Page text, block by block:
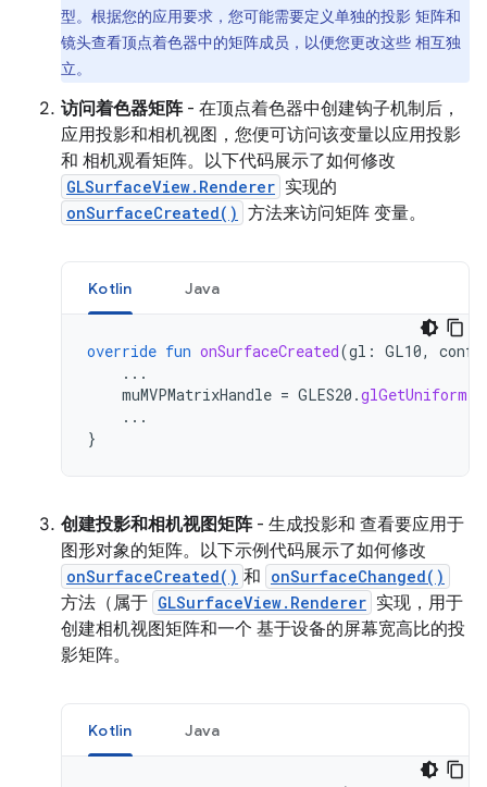
型。根据您的应用要求，您可能需要定义单独的投影 矩阵和
镜头查看顶点着色器中的矩阵成员，以便您更改这些 相互独
立。
访问着色器矩阵- 在顶点着色器中创建钩子机制后，
应用投影和相机视图，您便可访问该变量以应用投影
和 相机观看矩阵。以下代码展示了如何修改
GLSurfaceView.Renderer 实现的
onSurfaceCreated() 方法来访问矩阵 变量。
Kotlin Java
override fun onSurfaceCreated(gl : GL10,
...
muMVPMatrixHandle = GLES20 .
...
}
创建投影和相机视图矩阵- 生成投影和 查看要应用于
图形对象的矩阵。以下示例代码展示了如何修改
onSurfaceCreated() 和 onSurfaceChanged()
方法（属于 GLSurfaceView.Renderer 实现，用于
创建相机视图矩阵和一个 基于设备的屏幕宽高比的投
影矩阵。
Kotlin Java